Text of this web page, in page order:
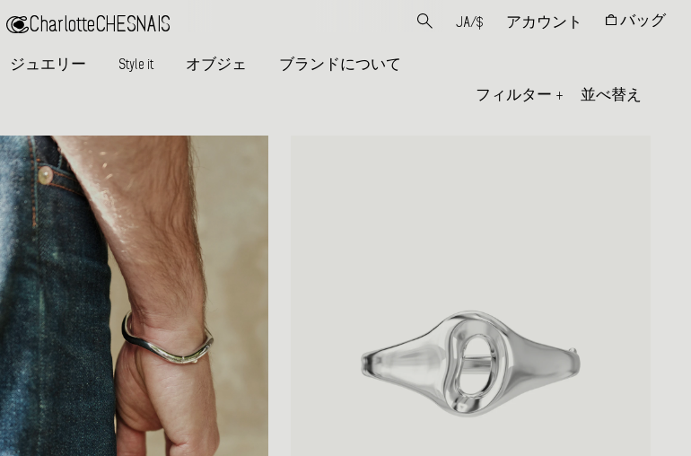
CharlotteCHESNAIS JA/$ アカウント バッグ
ジュエリー Style it オブジェ ブランドについて
フィルター + 並べ替え